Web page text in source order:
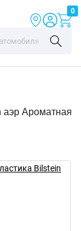
0
аэр Ароматная